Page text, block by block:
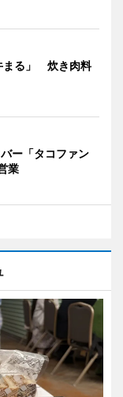
まる」 炊き肉料
ー「タコファン
業